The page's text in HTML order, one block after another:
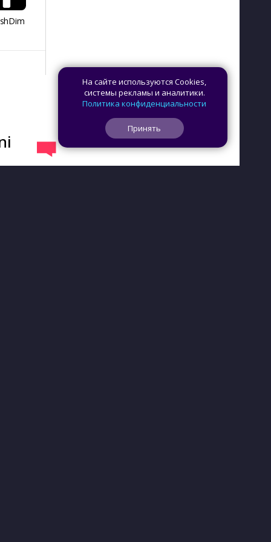
На сайте используются Cookies,
системы рекламы и аналитики.
Политика конфиденциальности
Принять